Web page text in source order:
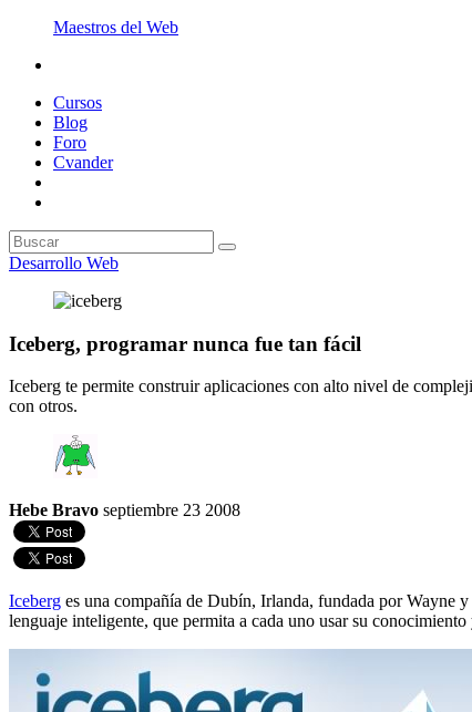
Maestros del Web
Cursos
Blog
Foro
Cvander
Desarrollo Web
Iceberg, programar nunca fue tan fácil
Iceberg te permite construir aplicaciones con alto nivel de
con otros.
Hebe Bravo septiembre 23 2008
Iceberg es una compañía de Dubín, Irlanda, fundada por Wayne
lenguaje inteligente, que permita a cada uno usar su